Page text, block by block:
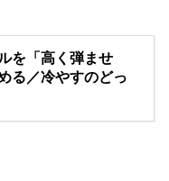
を「高く弾ませ
る／冷やすのどっ